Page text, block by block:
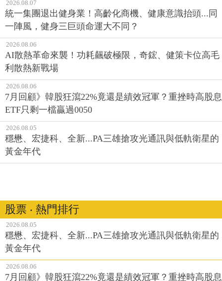
2026.08.07
統一集團退出健身業！高齡化商機、健康意識抬頭...同
一陣風，健身三巨頭命運大不同？
2026.08.06
AI散熱革命來襲！功耗飆破極限，奇鋐、健策卡位高毛
利散熱新戰場
2026.08.06
7月回顧》韓股狂瀉22%竟還是績效冠軍？重挫時高股息
ETF只剩一檔贏過0050
2026.08.05
穩懋、宏捷科、全新...PA三雄搶攻光通訊與低軌衛星的
黃金年代
股票 ‧ 熱門排行
2026.08.05
穩懋、宏捷科、全新...PA三雄搶攻光通訊與低軌衛星的
黃金年代
2026.08.06
7月回顧》韓股狂瀉22%竟還是績效冠軍？重挫時高股息